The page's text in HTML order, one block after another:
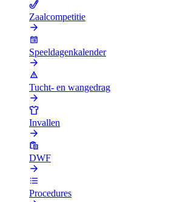
Zaalcompetitie
Speeldagenkalender
Tucht- en wangedrag
Invallen
DWF
Procedures